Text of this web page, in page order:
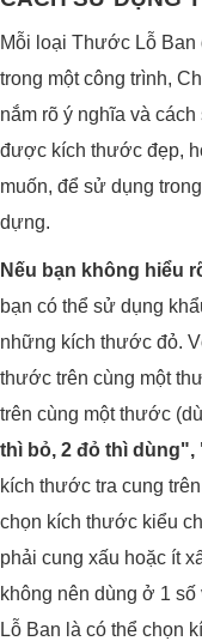
Mỗi loại Thước Lỗ
trong một công trình,
nắm rõ ý nghĩa và
được kích thước đẹp,
muốn, để sử dụng
dựng.
Nếu bạn không hiểu
bạn có thể sử dụng
những kích thước đỏ.
thước trên cùng một
trên cùng một thước
thì bỏ, 2 đỏ thì dùng",
kích thước tra cung
chọn kích thước kiểu
phải cung xấu hoặc ít
không nên dùng ở 1
Lỗ Ban là có thể chọn